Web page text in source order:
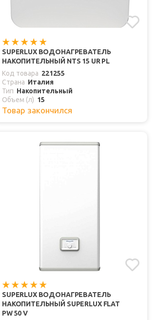
SUPERLUX ВОДОНАГРЕВАТЕЛЬ
НАКОПИТЕЛЬНЫЙ NTS 15 UR PL
Код товара 221255
Страна Италия
Тип Накопительный
Объем (л) 15
Товар закончился
SUPERLUX ВОДОНАГРЕВАТЕЛЬ
НАКОПИТЕЛЬНЫЙ SUPERLUX FLAT
PW 50 V